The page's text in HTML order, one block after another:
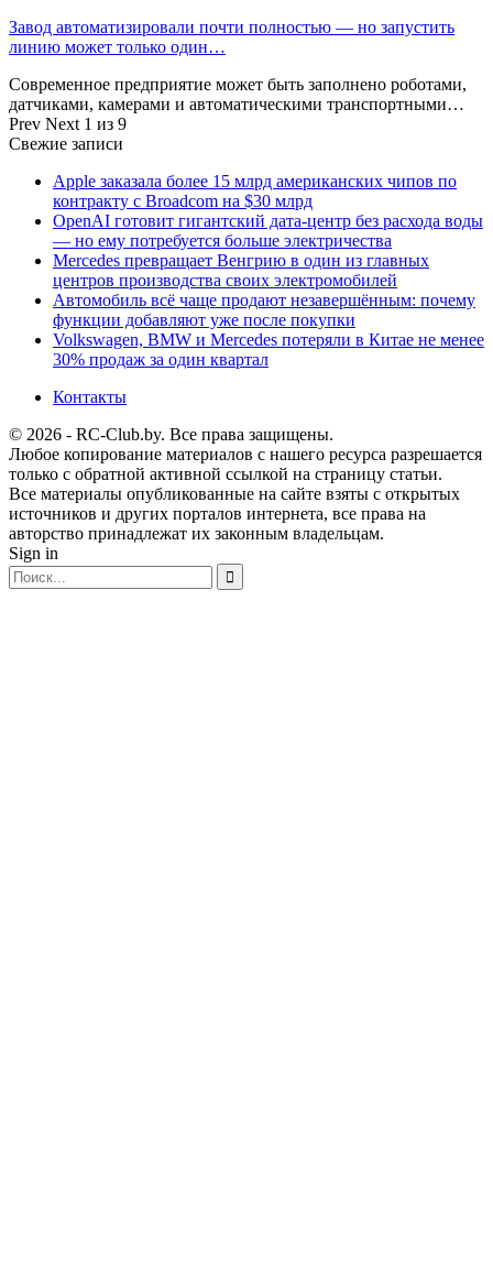
Завод автоматизировали почти полностью — но запустить
линию может только один…
Современное предприятие может быть заполнено роботами,
датчиками, камерами и автоматическими транспортными…
Prev Next 1 из 9
Свежие записи
Apple заказала более 15 млрд американских чипов по
контракту с Broadcom на $30 млрд
OpenAI готовит гигантский дата-центр без расхода воды
— но ему потребуется больше электричества
Mercedes превращает Венгрию в один из главных
центров производства своих электромобилей
Автомобиль всё чаще продают незавершённым: почему
функции добавляют уже после покупки
Volkswagen, BMW и Mercedes потеряли в Китае не менее
30% продаж за один квартал
Контакты
© 2026 - RC-Club.by. Все права защищены.
Любое копирование материалов с нашего ресурса разрешается
только с обратной активной ссылкой на страницу статьи.
Все материалы опубликованные на сайте взяты с открытых
источников и других порталов интернета, все права на
авторство принадлежат их законным владельцам.
Sign in